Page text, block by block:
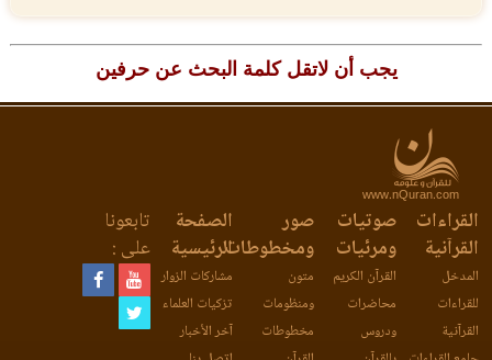
يجب أن لاتقل كلمة البحث عن حرفين
www.nQuran.com
القراءات
القرآنية
المدخل
للقراءات
القرآنية
صوتيات
ومرئيات
القرآن الكريم
محاضرات
ودروس
صور
ومخطوطات
متون
ومنظومات
مخطوطات
الصفحة
الرئيسية
مشاركات الزوار
تزكيات العلماء
آخر الأخبار
تابعونا
على :